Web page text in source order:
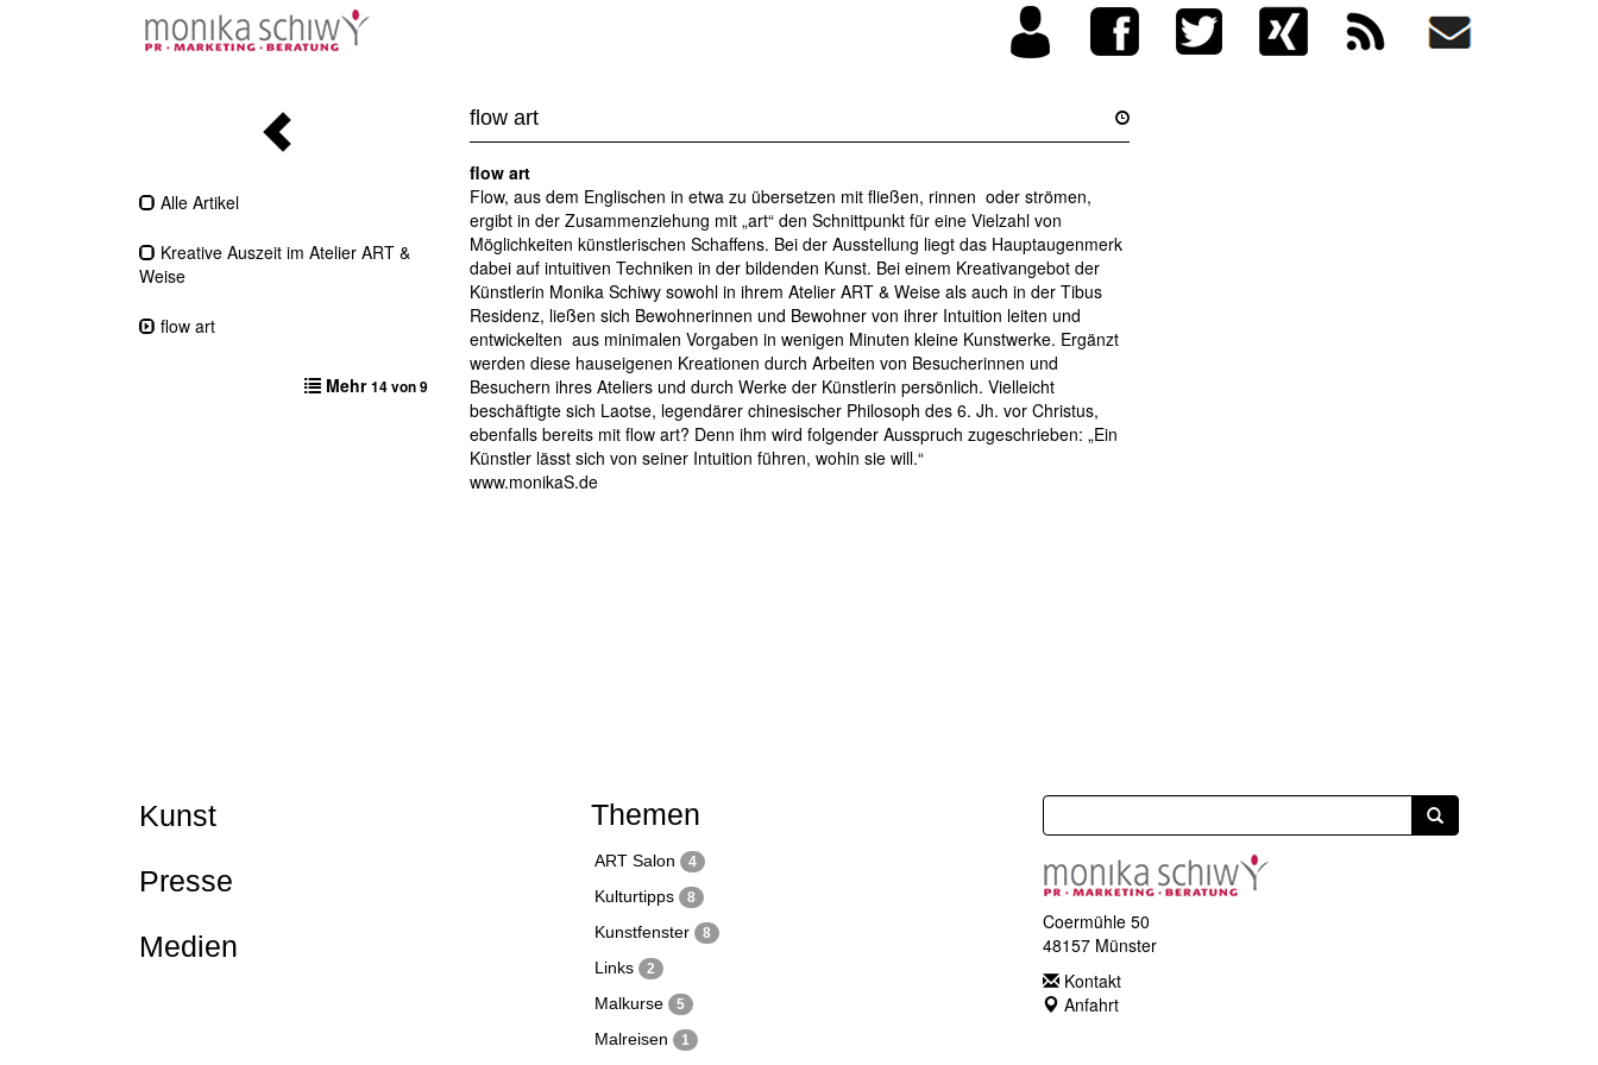
Alle Artikel
Kreative Auszeit im Atelier ART &
Weise
flow art
Mehr14 von 9
flow art
flow art
Flow, aus dem Englischen in etwa zu übersetzen mit fließen, rinnen oder strömen,
ergibt in der Zusammenziehung mit „art“ den Schnittpunkt für eine Vielzahl von
Möglichkeiten künstlerischen Schaffens. Bei der Ausstellung liegt das Hauptaugenmerk
dabei auf intuitiven Techniken in der bildenden Kunst. Bei einem Kreativangebot der
Künstlerin Monika Schiwysowohl in ihrem Atelier ART & Weise als auch in der Tibus
Residenz, ließen sich Bewohnerinnen und Bewohner von ihrer Intuition leiten und
entwickelten aus minimalen Vorgaben in wenigen Minuten kleine Kunstwerke. Ergänzt
werden diese hauseigenen Kreationen durch Arbeiten von Besucherinnen und
Besuchern ihres Ateliers und durch Werke der Künstlerin persönlich. Vielleicht
beschäftigte sich Laotse, legendärer chinesischer Philosoph des 6. Jh. vor Christus,
ebenfalls bereits mit flow art? Denn ihm wird folgender Ausspruch zugeschrieben: „Ein
Künstler lässt sich von seiner Intuition führen, wohin sie will.“
www.monikaS.de
Kunst
Presse
Medien
Themen
ART Salon 4
Kulturtipps 8
Kunstfenster 8
Links 2
Malkurse 5
Malreisen 1
Coermühle 50
48157 Münster
Kontakt
Anfahrt